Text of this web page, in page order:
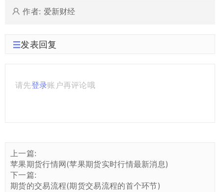
作者: 爱新财经
发表回复
请先登录账户再评论哦
上一篇:
苹果期货行情网(苹果期货实时行情最新消息)
下一篇:
期货的交易流程(期货交易流程的首个环节)